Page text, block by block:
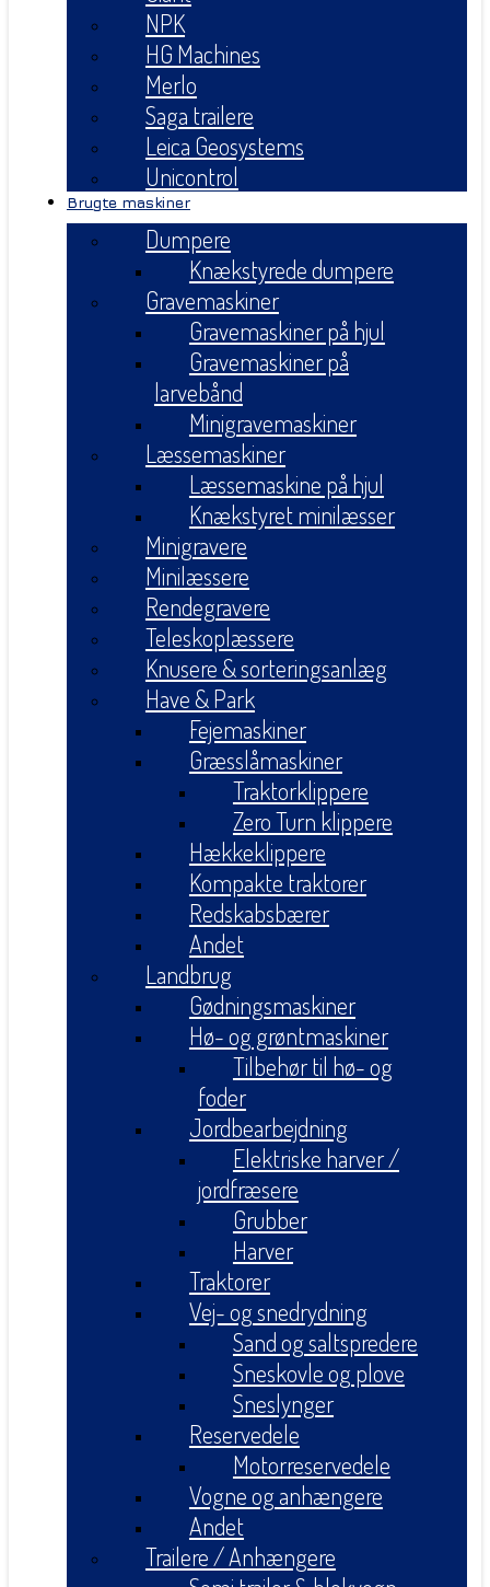
NPK
HG Machines
Merlo
Saga trailere
Leica Geosystems
Unicontrol
Brugte maskiner
Dumpere
Knækstyrede dumpere
Gravemaskiner
Gravemaskiner på hjul
Gravemaskiner på
larvebånd
Minigravemaskiner
Læssemaskiner
Læssemaskine på hjul
Knækstyret minilæsser
Minigravere
Minilæssere
Rendegravere
Teleskoplæssere
Knusere & sorteringsanlæg
Have & Park
Fejemaskiner
Græsslåmaskiner
Traktorklippere
Zero Turn klippere
Hækkeklippere
Kompakte traktorer
Redskabsbærer
Andet
Landbrug
Gødningsmaskiner
Hø- og grøntmaskiner
Tilbehør til hø- og
foder
Jordbearbejdning
Elektriske harver /
jordfræsere
Grubber
Harver
Traktorer
Vej- og snedrydning
Sand og saltspredere
Sneskovle og plove
Sneslynger
Reservedele
Motorreservedele
Vogne og anhængere
Andet
Trailere / Anhængere